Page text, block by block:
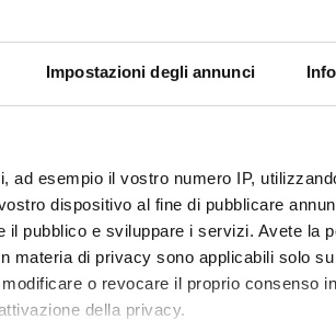
Impostazioni degli annunci
ad esempio il vostro numero IP,
dispositivo al fine di pubblicare
pubblico e sviluppare i servizi. Avete la
di privacy sono applicabili solo
o revocare il proprio consenso
della privacy.
Luglio 2026
del momento su molti dei
approfittane e risparmia